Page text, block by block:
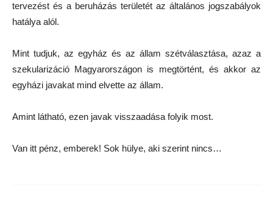
tervezést és a beruházás területét az általános jogszabályok
hatálya alól.
Mint tudjuk, az egyház és az állam szétválasztása, azaz a
szekularizáció Magyarországon is megtörtént, és akkor az
egyházi javakat mind elvette az állam.
Amint látható, ezen javak visszaadása folyik most.
Van itt pénz, emberek! Sok hülye, aki szerint nincs…